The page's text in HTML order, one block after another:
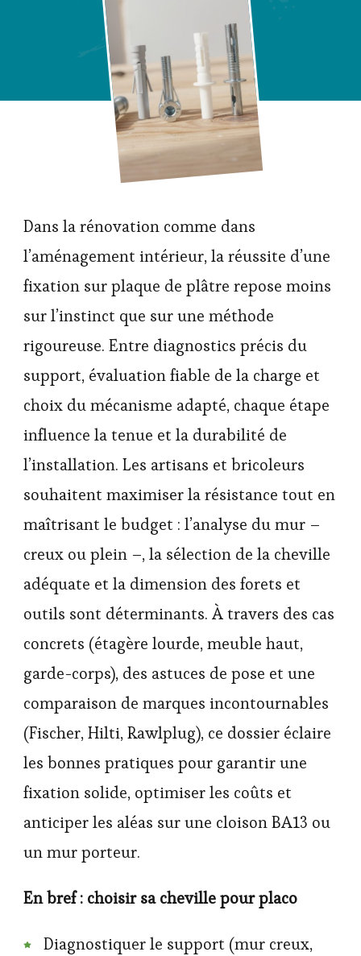
Dans la rénovation comme dans
l’aménagement intérieur, la réussite d’une
fixation sur plaque de plâtre repose moins
sur l’instinct que sur une méthode
rigoureuse. Entre diagnostics précis du
support, évaluation fiable de la charge et
choix du mécanisme adapté, chaque étape
influence la tenue et la durabilité de
l’installation. Les artisans et bricoleurs
souhaitent maximiser la résistance tout en
maîtrisant le budget : l’analyse du mur –
creux ou plein –, la sélection de la cheville
adéquate et la dimension des forets et
outils sont déterminants. À travers des cas
concrets (étagère lourde, meuble haut,
garde-corps), des astuces de pose et une
comparaison de marques incontournables
(Fischer, Hilti, Rawlplug), ce dossier éclaire
les bonnes pratiques pour garantir une
fixation solide, optimiser les coûts et
anticiper les aléas sur une cloison BA13 ou
un mur porteur.
En bref : choisir sa cheville pour placo
Diagnostiquer le support (mur creux,